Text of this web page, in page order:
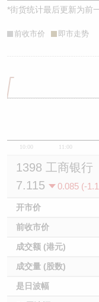
*街货统计最后更新为前
前收市价 即市走势
10:00 11:00
1398 工商银行
7.115
0.085 (-
开市价
前收市价
成交额 (港元)
成交量 (股数)
是日波幅